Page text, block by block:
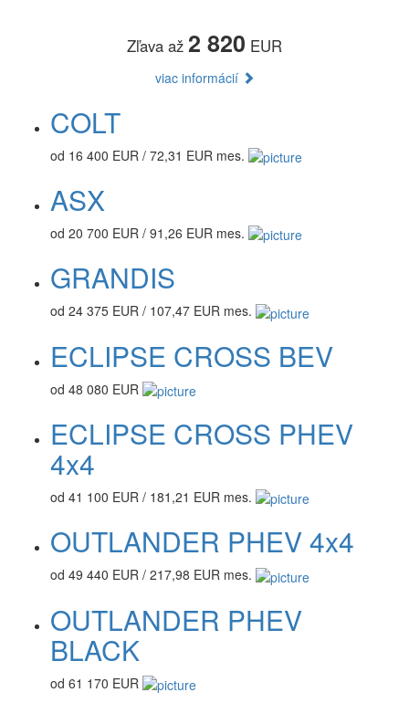
Zľava až 2 820 EUR
viac informácií
COLT
od 16 400 EUR / 72,31 EUR mes.
ASX
od 20 700 EUR / 91,26 EUR mes.
GRANDIS
od 24 375 EUR / 107,47 EUR mes.
ECLIPSE CROSS BEV
od 48 080 EUR
ECLIPSE CROSS PHEV
4x4
od 41 100 EUR / 181,21 EUR mes.
OUTLANDER PHEV 4x4
od 49 440 EUR / 217,98 EUR mes.
OUTLANDER PHEV
BLACK
od 61 170 EUR